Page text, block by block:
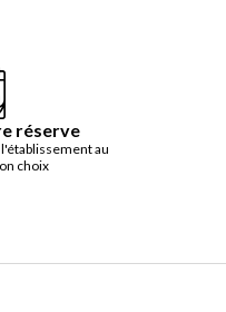
réserve
au
choix